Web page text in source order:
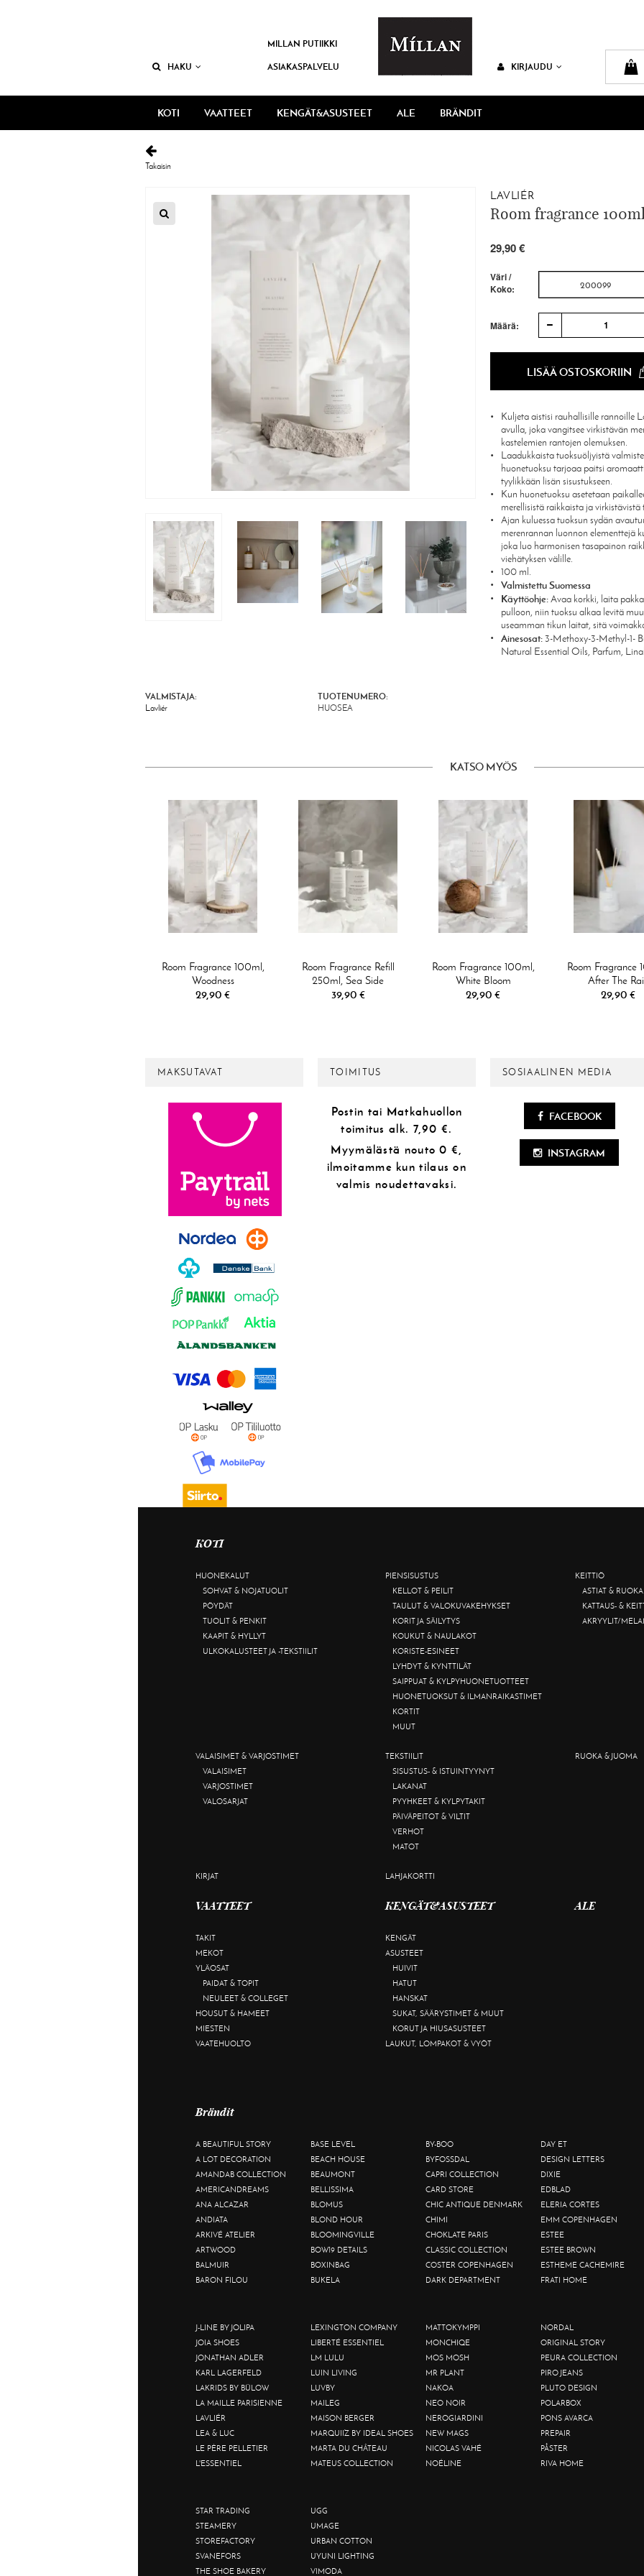
HAKU
MILLAN PUTIIKKI
ASIAKASPALVELU KIRJAUDU
KOTI VAATTEET KENGÄT&ASUSTEET ALE BRÄNDIT
Takaisin
LAVLIÉR
Room fragrance
29,90 €
Väri /
Koko:
200099
Määrä: 1
LISÄÄ OSTOSKORIIN
Kuljeta aistisi rauhallisille rannoille
avulla, joka vangitsee virkistävän
kastelemien rantojen olemuksen.
Laadukkaista tuoksuöljyistä
huonetuoksu tarjoaa paitsi
tyylikkään lisän sisustukseen.
Kun huonetuoksu asetetaan
merellisistä raikkaista ja virkistävistä
Ajan kuluessa tuoksun sydän
merenrannan luonnon elementtejä
joka luo harmonisen tasapainon
viehätyksen välille.
100 ml.
Valmistettu Suomessa
Käyttöohje:Avaa korkki, laita
pulloon, niin tuoksu alkaa levitä
useamman tikun laitat, sitä
Ainesosat:3-Methoxy-3-Methyl-1-
Natural Essential Oils, Parfum,
VALMISTAJA:
Lavliér
TUOTENUMERO:
HUOSEA
KATSO MYÖS
Room Fragrance 100ml,
Woodness
29,90 €
Room Fragrance Refill
250ml, Sea Side
39,90 €
Room Fragrance 100ml,
White Bloom
29,90 €
Room Fragrance
After The
29,90 €
MAKSUTAVAT TOIMITUS
Postin tai Matkahuollon
toimitus alk. 7,90 €.
Myymälästä nouto 0 €,
ilmoitamme kun tilaus on
valmis noudettavaksi.
SOSIAALINEN MEDIA
FACEBOOK
INSTAGRAM
KOTI
HUONEKALUT
SOHVAT & NOJATUOLIT
PÖYDÄT
TUOLIT & PENKIT
KAAPIT & HYLLYT
ULKOKALUSTEET JA -TEKSTIILIT
PIENSISUSTUS
KELLOT & PEILIT
TAULUT & VALOKUVAKEHYKSET
KORIT JA SÄILYTYS
KOUKUT & NAULAKOT
KORISTE-ESINEET
LYHDYT & KYNTTILÄT
SAIPPUAT & KYLPYHUONETUOTTEET
HUONETUOKSUT & ILMANRAIKASTIMET
KORTIT
MUUT
KEITTIÖ
ASTIAT &
KATTAUS- &
AKRYYLIT/
VALAISIMET & VARJOSTIMET
VALAISIMET
VARJOSTIMET
VALOSARJAT
TEKSTIILIT
SISUSTUS- & ISTUINTYYNYT
LAKANAT
PYYHKEET & KYLPYTAKIT
PÄIVÄPEITOT & VILTIT
VERHOT
MATOT
RUOKA & JUOMA
KIRJAT LAHJAKORTTI
VAATTEET
TAKIT
MEKOT
YLÄOSAT
PAIDAT & TOPIT
NEULEET & COLLEGET
HOUSUT & HAMEET
MIESTEN
VAATEHUOLTO
KENGÄT&ASUSTEET
KENGÄT
ASUSTEET
HUIVIT
HATUT
HANSKAT
SUKAT, SÄÄRYSTIMET & MUUT
KORUT JA HIUSASUSTEET
LAUKUT, LOMPAKOT & VYÖT
ALE
Brändit
A BEAUTIFUL STORY
A LOT DECORATION
AMANDAB COLLECTION
AMERICANDREAMS
ANA ALCAZAR
ANDIATA
ARKIVÉ ATELIER
ARTWOOD
BALMUIR
BARON FILOU
BASE LEVEL
BEACH HOUSE
BEAUMONT
BELLISSIMA
BLOMUS
BLOND HOUR
BLOOMINGVILLE
BOW19 DETAILS
BOXINBAG
BUKELA
BY-BOO
BYFOSSDAL
CAPRI COLLECTION
CARD STORE
CHIC ANTIQUE DENMARK
CHIMI
CHOKLATE PARIS
CLASSIC COLLECTION
COSTER COPENHAGEN
DARK DEPARTMENT
DAY ET
DESIGN LETTERS
DIXIE
EDBLAD
ELERIA CORTES
EMM COPENHAGEN
ESTEE
ESTEE BROWN
ESTHEME CACHEMIRE
FRATI HOME
J-LINE BY JOLIPA
JOIA SHOES
JONATHAN ADLER
KARL LAGERFELD
LAKRIDS BY BÜLOW
LA MAILLE PARISIENNE
LAVLIÉR
LEA & LUC
LE PÈRE PELLETIER
L'ESSENTIEL
LEXINGTON COMPANY
LIBERTÉ ESSENTIEL
LM LULU
LUIN LIVING
LUVBY
MAILEG
MAISON BERGER
MARQUIIZ BY IDEAL SHOES
MARTA DU CHÂTEAU
MATEUS COLLECTION
MATTOKYMPPI
MONCHIQE
MOS MOSH
MR PLANT
NAKOA
NEO NOIR
NEROGIARDINI
NEW MAGS
NICOLAS VAHÉ
NOÉLINE
NORDAL
ORIGINAL STORY
PEURA COLLECTION
PIRO JEANS
PLUTO DESIGN
POLARBOX
PONS AVARCA
PREPAIR
PÅSTER
RIVA HOME
STAR TRADING
STEAMERY
STOREFACTORY
SVANEFORS
THE SHOE BAKERY
UGG
UMAGE
URBAN COTTON
UYUNI LIGHTING
VIMODA